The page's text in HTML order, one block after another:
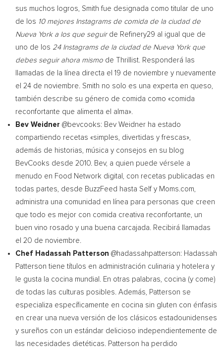
sus muchos logros, Smith fue designada como titular de uno
de los 10 mejores Instagrams de comida de la ciudad de
Nueva Yorka los que seguirde Refinery29 al igual que de
uno de los 24 Instagrams de la ciudad de Nueva Yorkque
debes seguir ahora mismo de Thrillist. Responderá las
llamadas de la línea directa el 19 de noviembre y nuevamente
el 24 de noviembre. Smith no solo es una experta en queso,
también describe su género de comida como «comida
reconfortante que alimenta el alma».
Bev Weidner @bevcooks: Bev Weidner ha estado
compartiendo recetas «simples, divertidas y frescas»,
además de historias, música y consejos en su blog
BevCooks desde 2010. Bev, a quien puede vérsele a
menudo en Food Network digital, con recetas publicadas en
todas partes, desde BuzzFeed hasta Self y Moms.com,
administra una comunidad en línea para personas que creen
que todo es mejor con comida creativa reconfortante, un
buen vino rosado y una buena carcajada. Recibirá llamadas
el 20 de noviembre.
Chef Hadassah Patterson @hadassahpatterson: Hadassah
Patterson tiene títulos en administración culinaria y hotelera y
le gusta la cocina mundial. En otras palabras, cocina (y come)
de todas las culturas posibles. Además, Patterson se
especializa específicamente en cocina sin gluten con énfasis
en crear una nueva versión de los clásicos estadounidenses
y sureños con un estándar delicioso independientemente de
las necesidades dietéticas. Patterson ha perdido